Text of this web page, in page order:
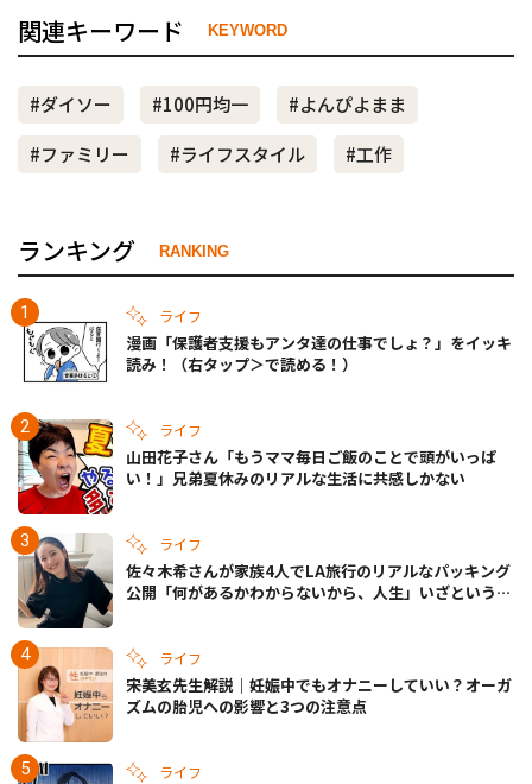
関連キーワード KEYWORD
#ダイソー #100円均一
#よんぴよまま
#ファミリー
#ライフスタイル #工作
ランキング RANKING
ライフ
漫画「保護者支援もアンタ達の仕事でしょ？」をイッキ
読み！（右タップ＞で読める！）
ライフ
山田花子さん「もうママ毎日ご飯のことで頭がいっぱ
い！」兄弟夏休みのリアルな生活に共感しかない
ライフ
佐々木希さんが家族4人でLA旅行のリアルなパッキング
公開「何があるかわからないから、人生」いざというと
ライフ
宋美玄先生解説｜妊娠中でもオナニーしていい？オーガ
ズムの胎児への影響と3つの注意点
ライフ